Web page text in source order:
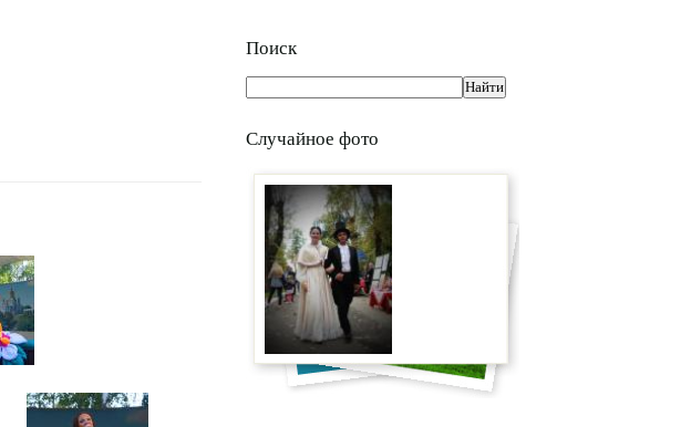
Поиск
Случайное фото